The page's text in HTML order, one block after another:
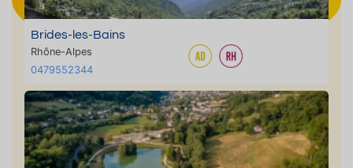
Brides-les-Bains
Rhône-Alpes
0479552344